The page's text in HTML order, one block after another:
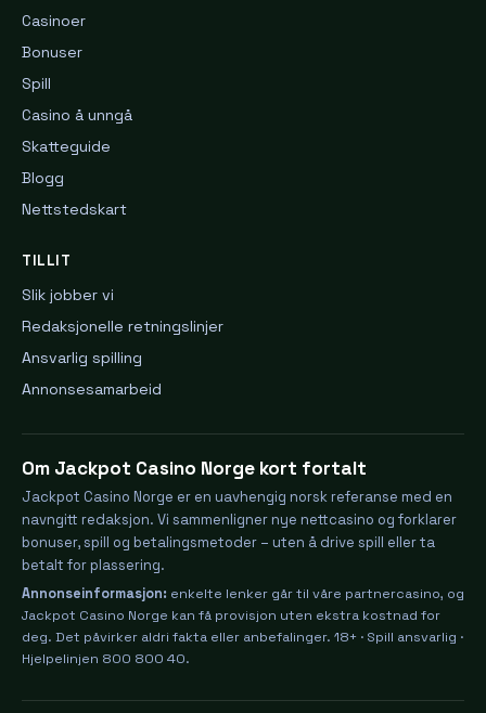
Casinoer
Bonuser
Spill
Casino å unngå
Skatteguide
Blogg
Nettstedskart
TILLIT
Slik jobber vi
Redaksjonelle retningslinjer
Ansvarlig spilling
Annonsesamarbeid
Om Jackpot Casino Norge kort fortalt
Jackpot Casino Norge er en uavhengig norsk referanse med en
navngitt redaksjon. Vi sammenligner nye nettcasino og forklarer
bonuser, spill og betalingsmetoder – uten å drive spill eller ta
betalt for plassering.
Annonseinformasjon: enkelte lenker går til våre partnercasino, og
Jackpot Casino Norge kan få provisjon uten ekstra kostnad for
deg. Det påvirker aldri fakta eller anbefalinger. 18+ · Spill ansvarlig ·
Hjelpelinjen 800 800 40.